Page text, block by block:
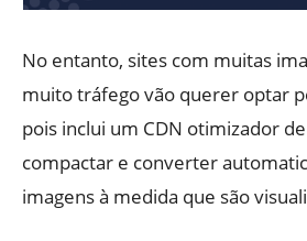
No entanto, sites com muitas
muito tráfego vão querer optar
pois inclui um CDN otimizador
compactar e converter
imagens à medida que são